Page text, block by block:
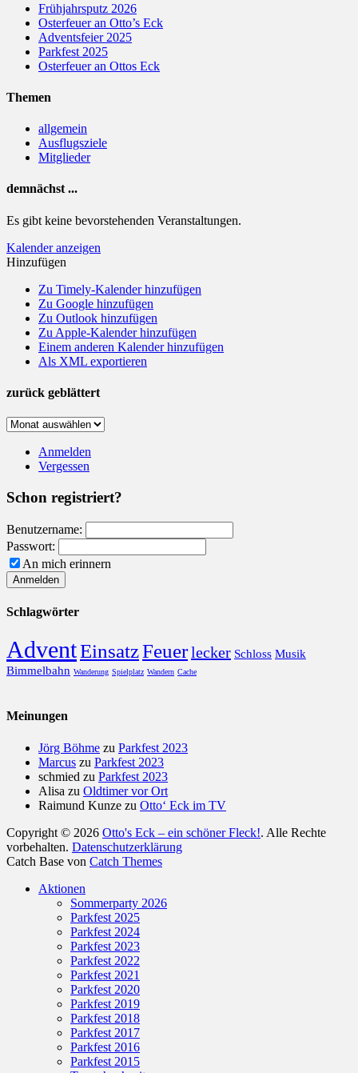
Frühjahrsputz 2026
Osterfeuer an Otto’s Eck
Adventsfeier 2025
Parkfest 2025
Osterfeuer an Ottos Eck
Themen
allgemein
Ausflugsziele
Mitglieder
demnächst ...
Es gibt keine bevorstehenden Veranstaltungen.
Kalender anzeigen
Hinzufügen
Zu Timely-Kalender hinzufügen
Zu Google hinzufügen
Zu Outlook hinzufügen
Zu Apple-Kalender hinzufügen
Einem anderen Kalender hinzufügen
Als XML exportieren
zurück geblättert
zurück
Anmelden
Vergessen
Schon registriert?
Benutzername:
Passwort:
An mich erinnern
Schlagwörter
AdventEinsatzFeuerlecker Schloss Musik
Bimmelbahn Wanderung Spielplatz Wandern Cache
Meinungen
Jörg Böhme zu Parkfest 2023
Marcus zu Parkfest 2023
schmied zu Parkfest 2023
Alisa zu Oldtimer vor Ort
Raimund Kunze zu Otto‘ Eck im TV
Copyright © 2026 Otto's Eck – ein schöner Fleck!. Alle Rechte
vorbehalten. Datenschutzerklärung
Catch Base von Catch Themes
oben
Aktionen
Sommerparty 2026
Parkfest 2025
Parkfest 2024
Parkfest 2023
Parkfest 2022
Parkfest 2021
Parkfest 2020
Parkfest 2019
Parkfest 2018
Parkfest 2017
Parkfest 2016
Parkfest 2015